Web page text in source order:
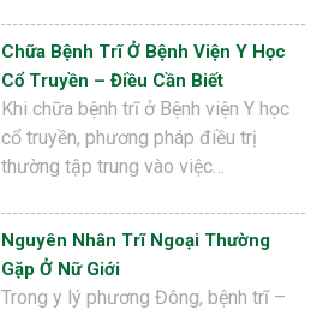
Chữa Bệnh Trĩ Ở Bệnh Viện Y Học
Cổ Truyền – Điều Cần Biết
Khi chữa bệnh trĩ ở Bệnh viện Y học
cổ truyền, phương pháp điều trị
thường tập trung vào việc…
Nguyên Nhân Trĩ Ngoại Thường
Gặp Ở Nữ Giới
Trong y lý phương Đông, bệnh trĩ –